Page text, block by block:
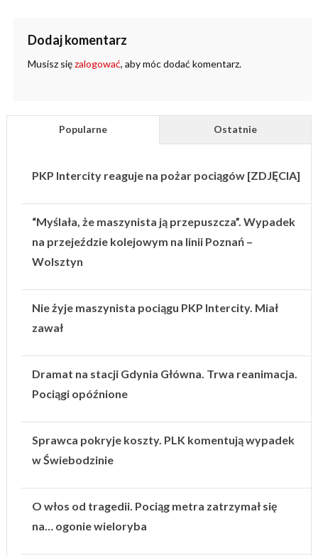
Dodaj komentarz
Musisz sięzalogować, aby móc dodać komentarz.
Popularne Ostatnie
PKP Intercity reaguje na pożar pociągów [ZDJĘCIA]
“Myślała, że maszynista ją przepuszcza”. Wypadek
na przejeździe kolejowym na linii Poznań –
Wolsztyn
Nie żyje maszynista pociągu PKP Intercity. Miał
zawał
Dramat na stacji Gdynia Główna. Trwa reanimacja.
Pociągi opóźnione
Sprawca pokryje koszty. PLK komentują wypadek
w Świebodzinie
O włos od tragedii. Pociąg metra zatrzymał się
na… ogonie wieloryba